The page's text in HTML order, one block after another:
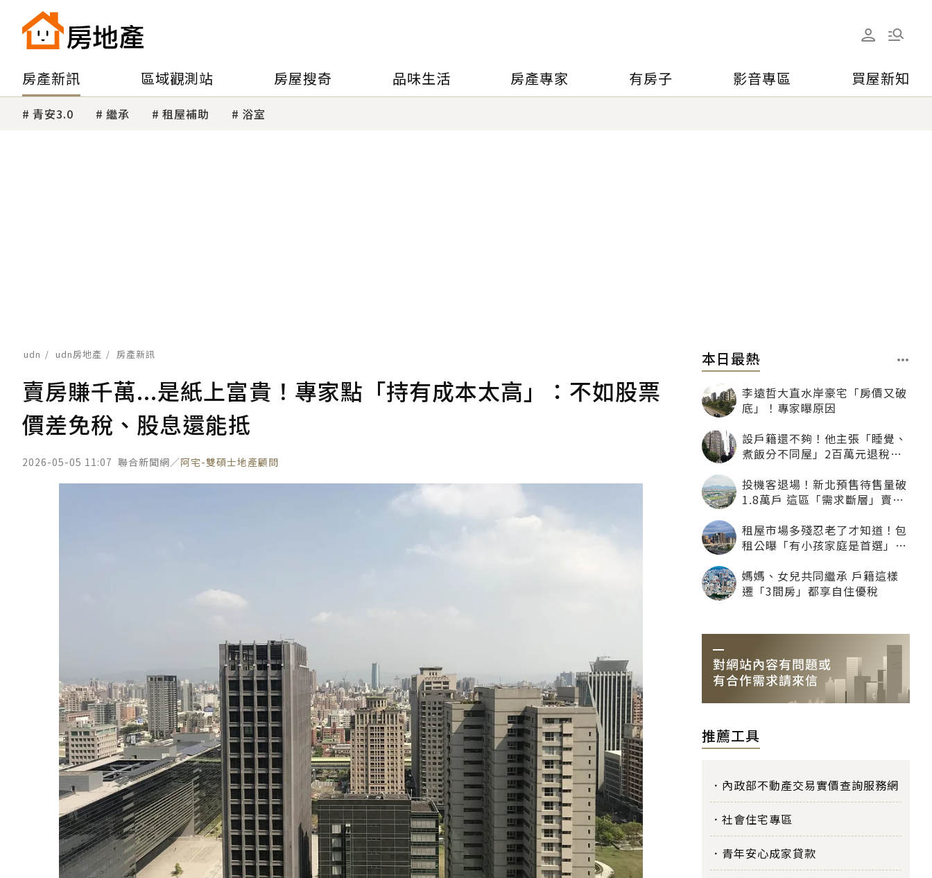
房產新訊 區域觀測站 房屋搜奇 品味生活 房產專家 有房子 影音專區 買屋新知
青安3.0 繼承 租屋補助 浴室
udn udn房地產 房產新訊
賣房賺千萬...是紙上富貴！專家點「持有成本太高」：不如股票
價差免稅、股息還能抵
2026-05-05 11:07 聯合新聞網／阿宅-雙碩士地產顧問
本日最熱
李遠哲大直水岸豪宅「房價又破
底」！專家曝原因
設戶籍還不夠！他主張「睡覺、
煮飯分不同屋」2百萬元退稅照
投機客退場！新北預售待售量破
1.8萬戶 這區「需求斷層」賣壓
租屋市場多殘忍老了才知道！包
租公曝「有小孩家庭是首選」：
媽媽、女兒共同繼承 戶籍這樣
遷「3間房」都享自住優稅
推薦工具
內政部不動產交易實價查詢服務網
社會住宅專區
青年安心成家貸款